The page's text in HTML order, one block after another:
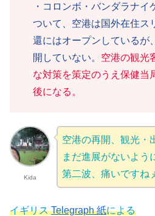
・コロンボ・バンダラナイ
ついて、空港は国外在住ス
還にはオープンしているが
開していない。 空港の観光
な対策を策定のうえ保健当
後になる。
Kida
空港の再開、観光・
まだ進展がないよう
第二波、痛いですね
イギリスTelegraph 紙による